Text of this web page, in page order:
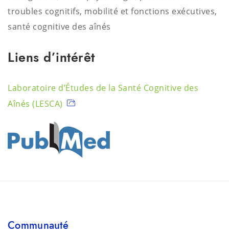
troubles cognitifs, mobilité et fonctions exécutives,
santé cognitive des aînés
Liens d’intérêt
Laboratoire d’Études de la Santé Cognitive des
Aînés (LESCA)
Communauté